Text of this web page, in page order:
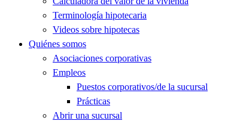
Terminología hipotecaria
Videos sobre hipotecas
Quiénes somos
Asociaciones corporativas
Empleos
Puestos corporativos/de la sucursal
Prácticas
Abrir una sucursal